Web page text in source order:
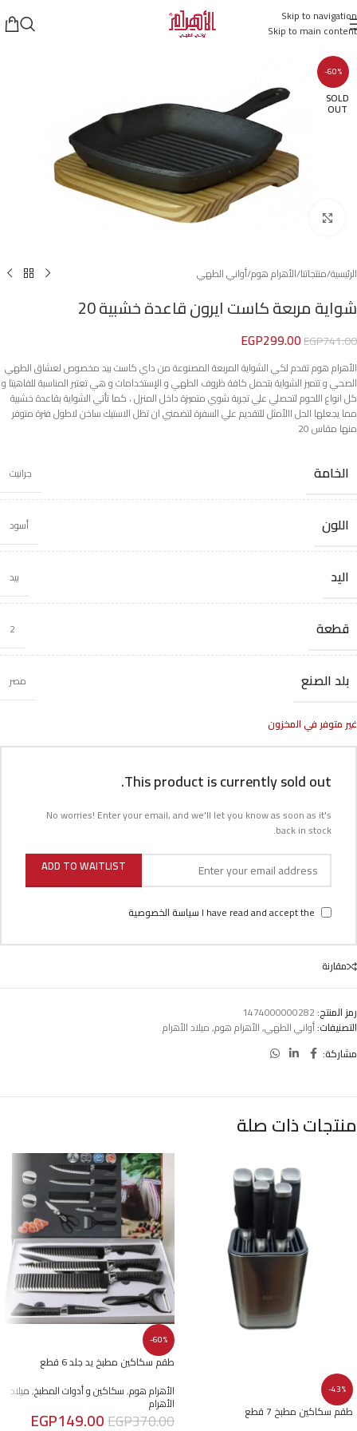
Skip to navigation
Skip to main content
-60%
SOLD
OUT
الرئيسية/منتجاتنا/الأهرام هوم/أواني الطهي
شواية مربعة كاست ايرون قاعدة خشبية 20
EGP741.00
EGP299.00
الأهرام هوم تقدم لكي الشواية المربعة المصنوعة من داي كاست بيد مخصوص لعشاق الطهي
الصحي و تتميز الشواية بتحمل كافة ظروف الطهي و الإستخدامات و هي تعتبر المناسبة للفاهيتا و
كل انواع اللحوم لتحصلي علي تجربة شوي متميزة داخل المنزل ، كما تأتي الشواية بقاعدة خشبية
مما يجعلها الحل االأمثل للتقديم علي السفرة لتضمني ان تظل الاستيك ساخن لاطول فترة متوفر
منها مقاس 20
الخامة جرانيت
اللون أسود
اليد بيد
قطعة 2
بلد الصنع مصر
غير متوفر في المخزون
This product is currently sold out.
No worries! Enter your email, and we'll let you know as soon as it's
back in stock.
ADD TO WAITLIST
I have read and accept the سياسة الخصوصية
مقارنة
رمز المنتج:1474000000282
التصنيفات:أواني الطهي,الأهرام هوم,ميلاد الأهرام
مشاركة:
منتجات ذات صلة
-43%
طقم سكاكين مطبخ 7 قطع
-60%
طقم سكاكين مطبخ يد جلد 6 قطع
الأهرام هوم,سكاكين و أدوات المطبخ,ميلاد
الأهرام
EGP370.00
EGP149.00